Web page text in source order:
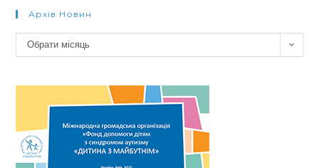
Архів Новин
Архів
новин
Обрати місяць